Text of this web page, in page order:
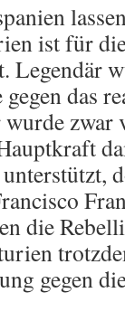
ist für
Legendär
das
zwar
die
gegen